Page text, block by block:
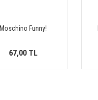
Moschino Funny!
67,00 TL